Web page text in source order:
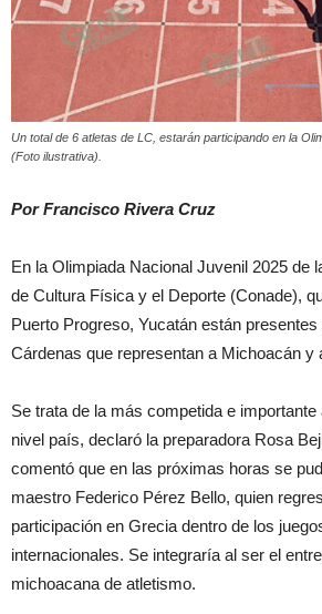
Un total de 6 atletas de LC, estarán participando en la
(Foto ilustrativa).
Por Francisco Rivera Cruz
En la Olimpiada Nacional Juvenil 2025 de
de Cultura Física y el Deporte (Conade),
Puerto Progreso, Yucatán están
Cárdenas que representan a Michoacán y
Se trata de la más competida e
nivel país, declaró la preparadora Rosa
comentó que en las próximas horas se
maestro Federico Pérez Bello, quien
participación en Grecia dentro de los
internacionales. Se integraría al ser el
michoacana de atletismo.